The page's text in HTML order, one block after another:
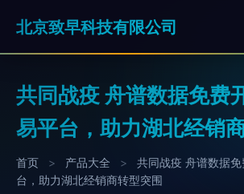
北京致早科技有限公司
共同战疫 舟谱数据免费
易平台，助力湖北经销
首页 > 产品大全 >
共同战疫 舟谱数据
台，助力湖北经销商转型突围